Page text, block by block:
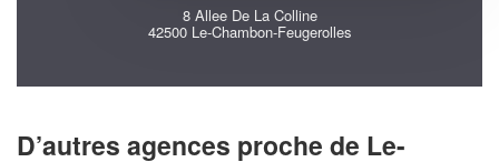
8 Allee De La Colline
42500 Le-Chambon-Feugerolles
D’autres agences proche de Le-